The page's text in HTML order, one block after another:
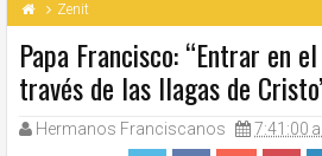
Zenit
Papa Francisco: “Entrar en
través de las llagas de
Hermanos Franciscanos 7:41:00